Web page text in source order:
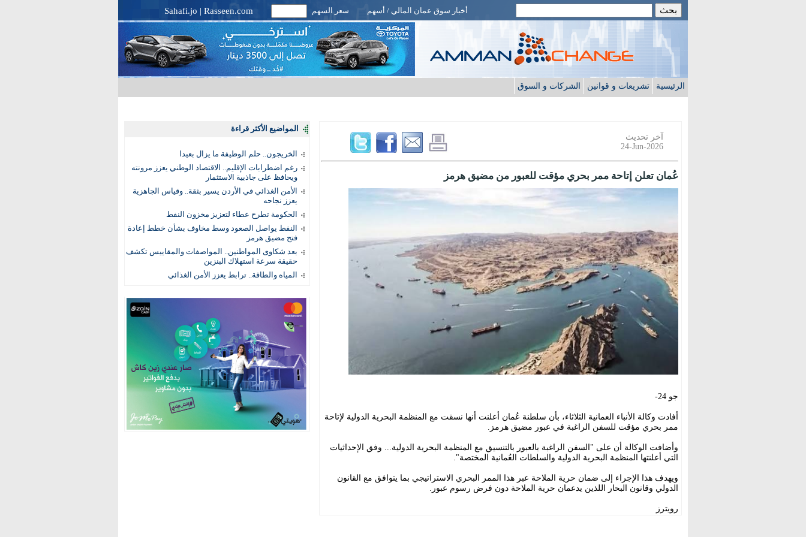
أخبار سوق عمان المالي / أسهم سعر السهم Sahafi.jo | Rasseen.com
الرئيسية تشريعات و قوانين الشركات و السوق
المواضيع الأكثر قراءة
الخريجون.. حلم الوظيفة ما يزال بعيدا
رغم اضطرابات الإقليم.. الاقتصاد الوطني يعزز مرونته
ويحافظ على جاذبية الاستثمار
الأمن الغذائي في الأردن يسير بثقة.. وقياس الجاهزية
يعزز نجاحه
الحكومة تطرح عطاء لتعزيز مخزون النفط
النفط يواصل الصعود وسط مخاوف بشأن خطط إعادة
فتح مضيق هرمز
بعد شكاوى المواطنين.. المواصفات والمقاييس تكشف
حقيقة سرعة استهلاك البنزين
المياه والطاقة.. ترابط يعزز الأمن الغذائي
آخر تحديث
24-Jun-2026
عُمان تعلن إتاحة ممر بحري مؤقت للعبور من مضيق هرمز
جو 24-
أفادت وكالة الأنباء العمانية الثلاثاء، بأن سلطنة عُمان أعلنت أنها نسقت مع المنظمة البحرية الدولية لإتاحة
ممر بحري مؤقت للسفن الراغبة في عبور مضيق هرمز.
وأضافت الوكالة أن على "السفن الراغبة بالعبور بالتنسيق مع المنظمة البحرية الدولية... وفق الإحداثيات
التي أعلنتها المنظمة البحرية الدولية والسلطات العُمانية المختصة".
ويهدف هذا الإجراء إلى ضمان حرية الملاحة عبر هذا الممر البحري الاستراتيجي بما يتوافق مع القانون
الدولي وقانون البحار اللذين يدعمان حرية الملاحة دون فرض رسوم عبور.
رويترز